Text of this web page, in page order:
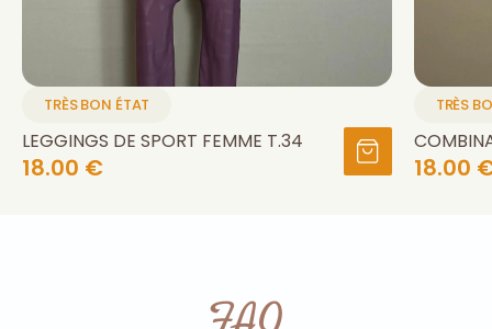
TRÈS BON ÉTAT
LEGGINGS DE SPORT FEMME T.34
18.00 €
TRÈS
18.00